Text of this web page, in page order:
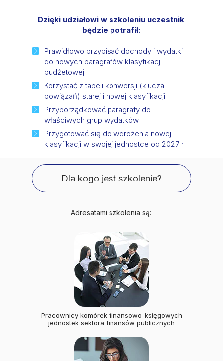
Dzięki udziałowi w szkoleniu uczestnik
będzie potrafił:
Prawidłowo przypisać dochody i wydatki
do nowych paragrafów klasyfikacji
budżetowej
Korzystać z tabeli konwersji (klucza
powiązań) starej i nowej klasyfikacji
Przyporządkować paragrafy do
właściwych grup wydatków
Przygotować się do wdrożenia nowej
klasyfikacji w swojej jednostce od 2027 r.
Dla kogo jest szkolenie?
Adresatami szkolenia są:
Pracownicy komórek finansowo-księgowych
jednostek sektora finansów publicznych